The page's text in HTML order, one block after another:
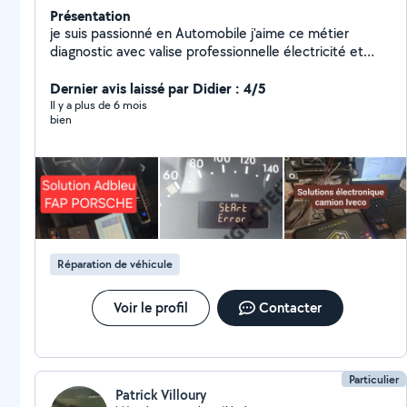
Présentation
je suis passionné en Automobile j'aime ce métier
diagnostic avec valise professionnelle électricité et
Dernier avis laissé par Didier : 4/5
Il y a plus de 6 mois
bien
Réparation de véhicule
Voir le profil Contacter
Particulier
Patrick Villoury